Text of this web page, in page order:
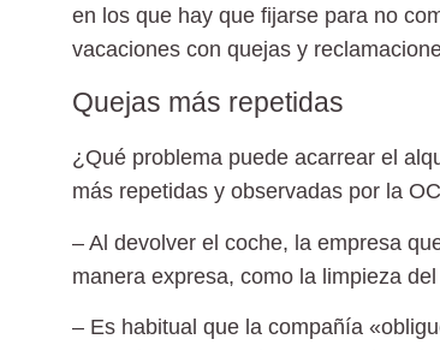
en los que hay que fijarse para no
vacaciones con quejas y
Quejas más repetidas
¿Qué problema puede acarrear el
más repetidas y observadas por la
– Al devolver el coche, la empresa
manera expresa, como la limpieza
– Es habitual que la compañía